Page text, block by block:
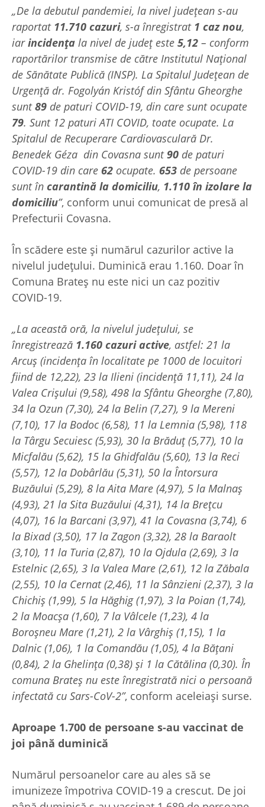
„De la debutul pandemiei, la nivel județean s-au
raportat 11.710 cazuri, s-a înregistrat 1 caz nou,
iarincidența la nivel de județ este 5,12 – conform
raportărilor transmise de către Institutul Național
de Sănătate Publică (INSP). La Spitalul Județean de
Urgență dr. Fogolyán Kristóf din Sfântu Gheorghe
sunt89 de paturi COVID-19, din care sunt ocupate
79. Sunt 12 paturi ATI COVID, toate ocupate. La
Spitalul de Recuperare Cardiovasculară Dr.
Benedek Géza din Covasna sunt90 de paturi
COVID-19 din care 62 ocupate. 653 de persoane
sunt în carantină la domiciliu, 1.110 în izolare la
domiciliu”, conform unui comunicat de presă al
Prefecturii Covasna.
În scădere este și numărul cazurilor active la
nivelul județului. Duminică erau 1.160. Doar în
Comuna Brateș nu este nici un caz pozitiv
COVID-19.
„La această oră, la nivelul județului, se
înregistrează 1.160 cazuri active, astfel: 21 la
Arcuș (incidența în localitate pe 1000 de locuitori
fiind de 12,22), 23 la Ilieni (incidență 11,11), 24 la
Valea Crișului (9,58), 498 la Sfântu Gheorghe (7,80),
34 la Ozun (7,30), 24 la Belin (7,27), 9 la Mereni
(7,10), 17 la Bodoc (6,58), 11 la Lemnia (5,98), 118
la Târgu Secuiesc (5,93), 30 la Brăduț (5,77), 10 la
Micfalău (5,62), 15 la Ghidfalău (5,60), 13 la Reci
(5,57), 12 la Dobârlău (5,31), 50 la Întorsura
Buzăului (5,29), 8 la Aita Mare (4,97), 5 la Malnaș
(4,93), 21 la Sita Buzăului (4,31), 14 la Brețcu
(4,07), 16 la Barcani (3,97), 41 la Covasna (3,74), 6
la Bixad (3,50), 17 la Zagon (3,32), 28 la Baraolt
(3,10), 11 la Turia (2,87), 10 la Ojdula (2,69), 3 la
Estelnic (2,65), 3 la Valea Mare (2,61), 12 la Zăbala
(2,55), 10 la Cernat (2,46), 11 la Sânzieni (2,37), 3 la
Chichiș (1,99), 5 la Hăghig (1,97), 3 la Poian (1,74),
2 la Moacșa (1,60), 7 la Vâlcele (1,23), 4 la
Boroșneu Mare (1,21), 2 la Vârghiș (1,15), 1 la
Dalnic (1,06), 1 la Comandău (1,05), 4 la Bățani
(0,84), 2 la Ghelința (0,38) și 1 la Cătălina (0,30). În
comuna Brateș nu este înregistrată nici o persoană
infectată cu Sars-CoV-2”, conform aceleiași surse.
Aproape 1.700 de persoane s-au vaccinat de
joi până duminică
Numărul persoanelor care au ales să se
imunizeze împotriva COVID-19 a crescut. De joi